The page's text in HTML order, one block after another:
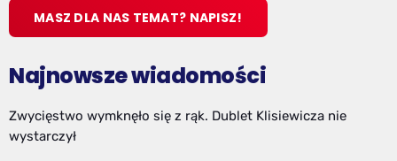
MASZ DLA NAS TEMAT? NAPISZ!
Najnowsze wiadomości
Zwycięstwo wymknęło się z rąk. Dublet Klisiewicza nie
wystarczył